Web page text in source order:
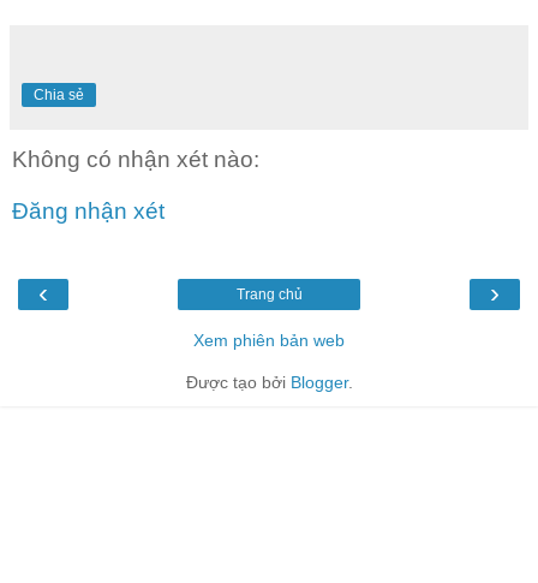
Chia sẻ
Không có nhận xét nào:
Đăng nhận xét
‹ ›
Trang chủ
Xem phiên bản web
Được tạo bởi Blogger.